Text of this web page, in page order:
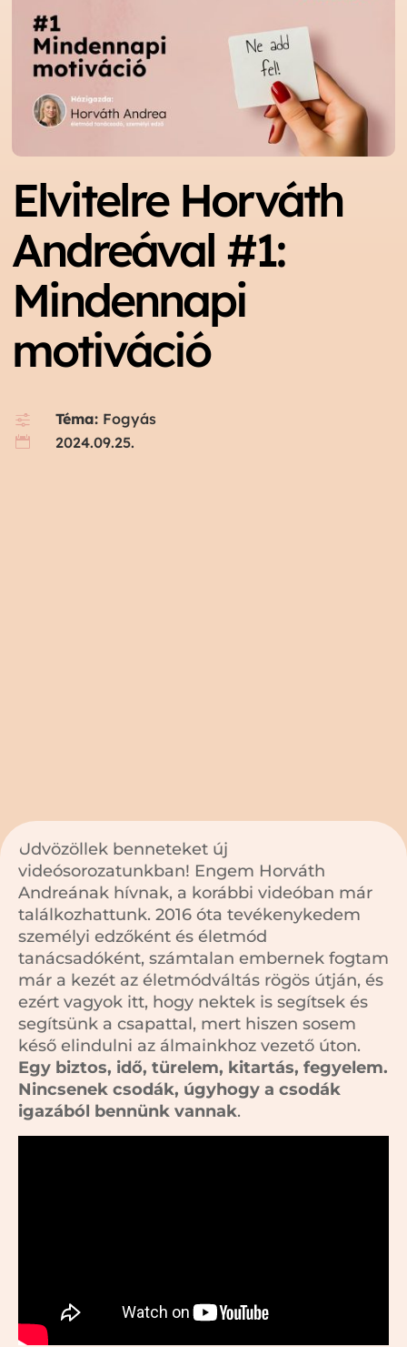
Elvitelre Horváth
Andreával #1:
Mindennapi
motiváció
f Téma: Fogyás
 2024.09.25.
Üdvözöllek benneteket új
videósorozatunkban! Engem Horváth
Andreának hívnak, a korábbi videóban már
találkozhattunk. 2016 óta tevékenykedem
személyi edzőként és életmód
tanácsadóként, számtalan embernek fogtam
már a kezét az életmódváltás rögös útján, és
ezért vagyok itt, hogy nektek is segítsek és
segítsünk a csapattal, mert hiszen sosem
késő elindulni az álmainkhoz vezető úton.
Egy biztos, idő, türelem, kitartás, fegyelem.
Nincsenek csodák, úgyhogy a csodák
igazából bennünk vannak.